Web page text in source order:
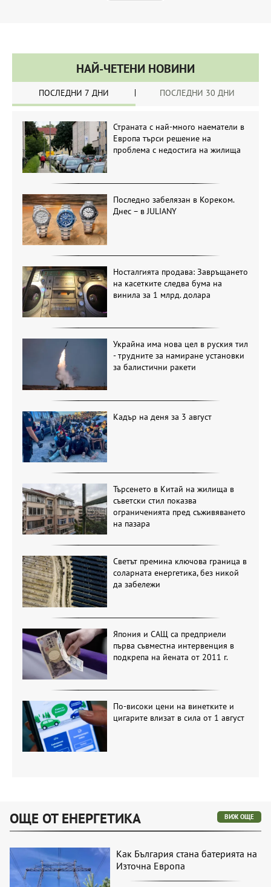
НАЙ-ЧЕТЕНИ НОВИНИ
ПОСЛЕДНИ 7 ДНИ ПОСЛЕДНИ 30 ДНИ
Страната с най-много наематели в
Европа търси решение на
проблема с недостига на жилища
Последно забелязан в Кореком.
Днес – в JULIANY
Носталгията продава: Завръщането
на касетките следва бума на
винила за 1 млрд. долара
Украйна има нова цел в руския тил
- трудните за намиране установки
за балистични ракети
Кадър на деня за 3 август
Търсенето в Китай на жилища в
съветски стил показва
ограниченията пред съживяването
на пазара
Светът премина ключова граница в
соларната енергетика, без никой
да забележи
Япония и САЩ са предприели
първа съвместна интервенция в
подкрепа на йената от 2011 г.
По-високи цени на винетките и
цигарите влизат в сила от 1 август
ОЩЕ ОТ ЕНЕРГЕТИКА ВИЖ ОЩЕ
Как България стана батерията на
Източна Европа